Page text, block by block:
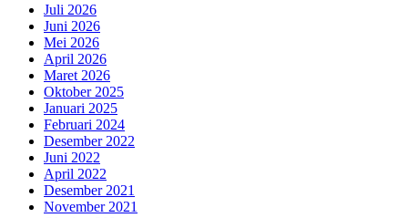
Juli 2026
Juni 2026
Mei 2026
April 2026
Maret 2026
Oktober 2025
Januari 2025
Februari 2024
Desember 2022
Juni 2022
April 2022
Desember 2021
November 2021